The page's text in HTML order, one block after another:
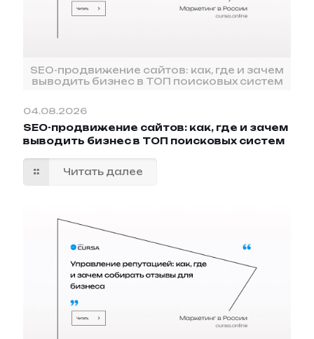
SEO-продвижение сайтов: как, где и зачем
выводить бизнес в ТОП поисковых систем
04.08.2026
SEO-продвижение сайтов: как, где и зачем
выводить бизнес в ТОП поисковых систем
Читать далее